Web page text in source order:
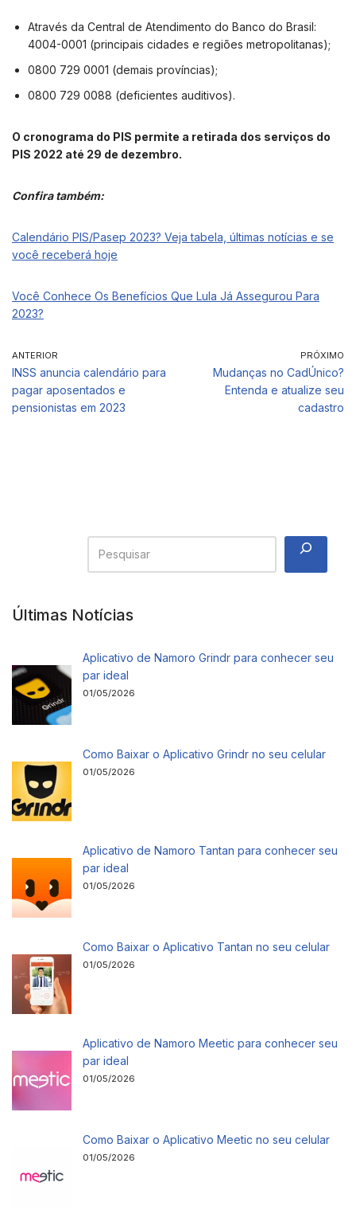
Através da Central de Atendimento do Banco do Brasil:
4004-0001 (principais cidades e regiões metropolitanas);
0800 729 0001 (demais províncias);
0800 729 0088 (deficientes auditivos).
O cronograma do PIS permite a retirada dos serviços do
PIS 2022 até 29 de dezembro.
Confira também:
Calendário PIS/Pasep 2023? Veja tabela, últimas notícias e se
você receberá hoje
Você Conhece Os Benefícios Que Lula Já Assegurou Para
2023?
ANTERIOR
INSS anuncia calendário para
pagar aposentados e
pensionistas em 2023
PRÓXIMO
Mudanças no CadÚnico?
Entenda e atualize seu
cadastro
Últimas Notícias
Aplicativo de Namoro Grindr para conhecer seu
par ideal
01/05/2026
Como Baixar o Aplicativo Grindr no seu celular
01/05/2026
Aplicativo de Namoro Tantan para conhecer seu
par ideal
01/05/2026
Como Baixar o Aplicativo Tantan no seu celular
01/05/2026
Aplicativo de Namoro Meetic para conhecer seu
par ideal
01/05/2026
Como Baixar o Aplicativo Meetic no seu celular
01/05/2026